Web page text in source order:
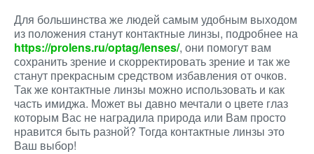
Для большинства же людей самым удобным выходом
из положения станут контактные линзы, подробнее на
https://prolens.ru/optag/lenses/, они помогут вам
сохранить зрение и скорректировать зрение и так же
станут прекрасным средством избавления от очков.
Так же контактные линзы можно использовать и как
часть имиджа. Может вы давно мечтали о цвете глаз
которым Вас не наградила природа или Вам просто
нравится быть разной? Тогда контактные линзы это
Ваш выбор!